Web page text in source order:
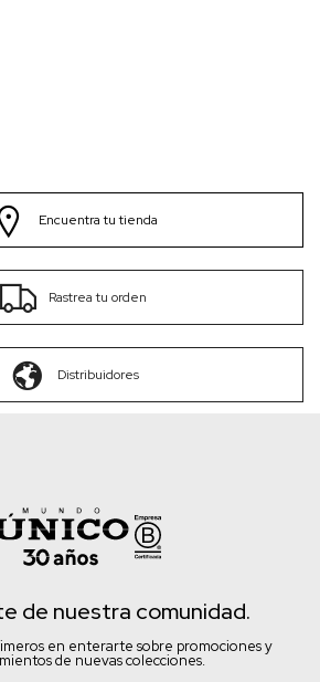
Encuentra tu tienda
Rastrea tu orden
Distribuidores
de nuestra comunidad.
en enterarte sobre promociones y
de nuevas colecciones.